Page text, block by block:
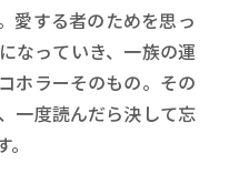
愛する者のためを思っ
なっていき、一族の運
ホラーそのもの。その
一度読んだら決して忘